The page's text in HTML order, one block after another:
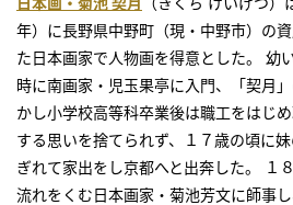
年）に長野県中野町（現・中野市）の
た日本画家で人物画を得意とした。 幼
時に南画家・児玉果亭に入門、「契月
かし小学校高等科卒業後は職工をはじ
する思いを捨てられず、１７歳の頃に
ぎれて家出をし京都へと出奔した。 １
流れをくむ日本画家・菊池芳文に師事